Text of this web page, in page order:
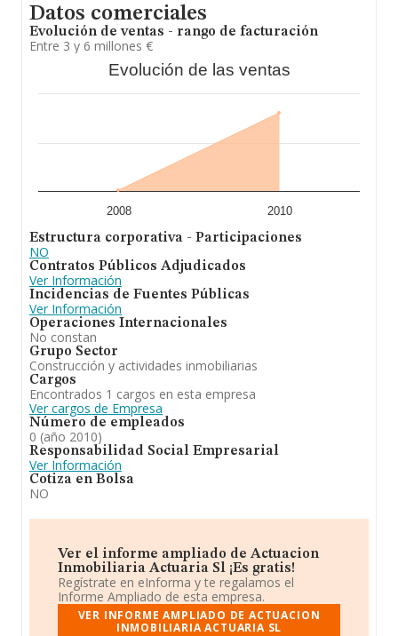
Datos comerciales
Evolución de ventas - rango de facturación
Entre 3 y 6 millones €
Evolución de las ventas
2008 2010
Estructura corporativa - Participaciones
NO
Contratos Públicos Adjudicados
Ver Información
Incidencias de Fuentes Públicas
Ver Información
Operaciones Internacionales
No constan
Grupo Sector
Construcción y actividades inmobiliarias
Cargos
Encontrados 1 cargos en esta empresa
Ver cargos de Empresa
Número de empleados
0 (año 2010)
Responsabilidad Social Empresarial
Ver Información
Cotiza en Bolsa
NO
Ver el informe ampliado de Actuacion
Inmobiliaria Actuaria Sl ¡Es gratis!
Regístrate en eInforma y te regalamos el
Informe Ampliado de esta empresa.
VER INFORME AMPLIADO DE ACTUACION
INMOBILIARIA ACTUARIA SL